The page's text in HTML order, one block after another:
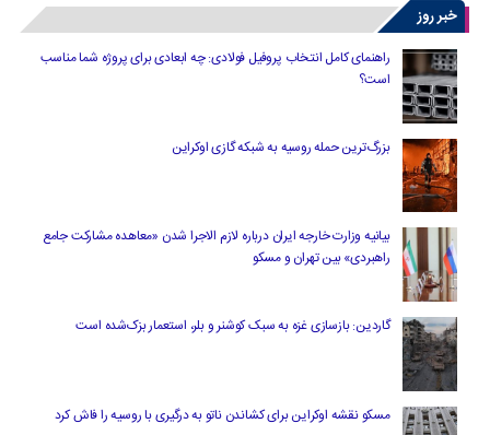
خبر روز
راهنمای کامل انتخاب پروفیل فولادی: چه ابعادی برای پروژه شما مناسب
است؟
بزرگ‌ترین حمله روسیه به شبکه گازی اوکراین
بیانیه وزارت خارجه ایران درباره لازم‌ الاجرا شدن «معاهده مشارکت جامع
راهبردی» بین تهران و مسکو
گاردین: بازسازی غزه به سبک کوشنر و بلر، استعمار بزک‌شده است
مسکو نقشه اوکراین برای کشاندن ناتو به درگیری با روسیه را فاش کرد